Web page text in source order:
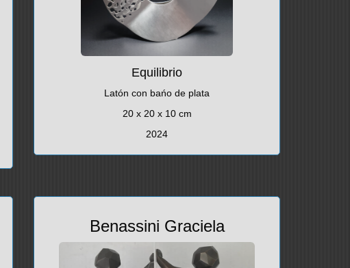
Equilibrio
Latón con bańo de plata
20 x 20 x 10 cm
2024
Benassini Graciela